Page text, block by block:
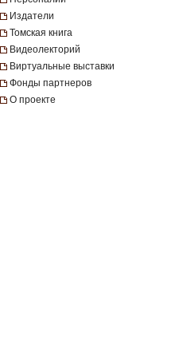
Издатели
Томская книга
Видеолекторий
Виртуальные выставки
Фонды партнеров
О проекте